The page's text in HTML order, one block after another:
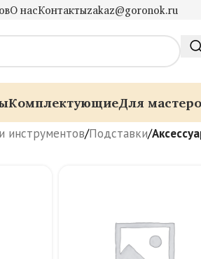
О насКонтактыzakaz@goronok.ru
КомплектующиеДля
инструментов/Подставки/